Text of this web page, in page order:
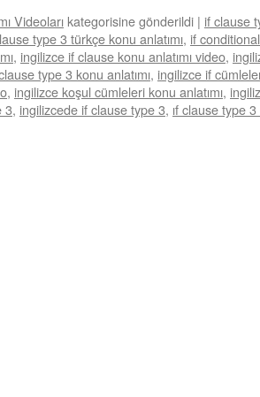
Videoları kategorisine gönderildi | if clause
type 3 türkçe konu anlatımı, if
, ingilizce if clause konu anlatımı video,
type 3 konu anlatımı, ingilizce if
, ingilizce koşul cümleleri konu anlatımı,
3, ingilizcede if clause type 3, ıf clause type